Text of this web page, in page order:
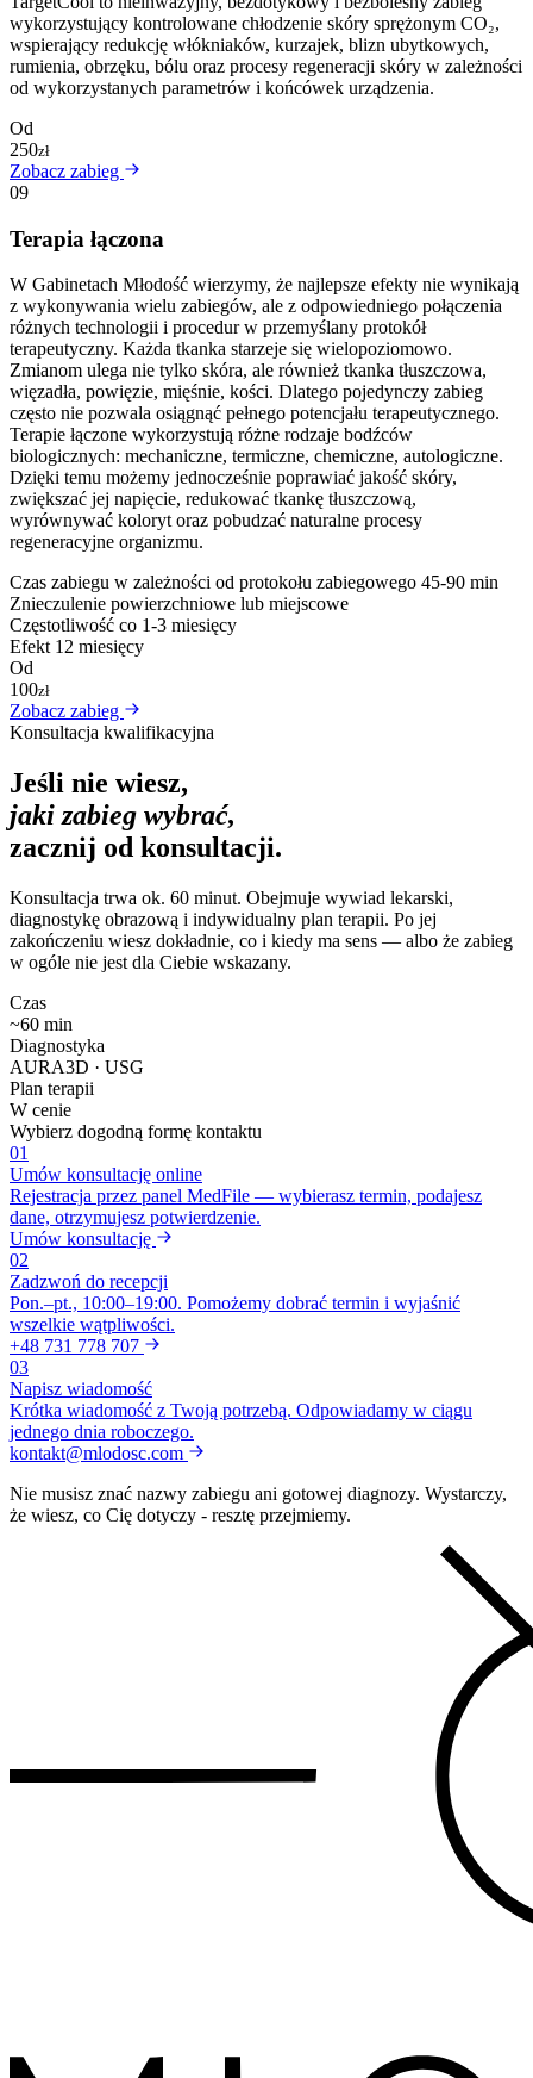
wykorzystujący kontrolowane chłodzenie skóry sprężonym CO₂,
wspierający redukcję włókniaków, kurzajek, blizn ubytkowych,
rumienia, obrzęku, bólu oraz procesy regeneracji skóry w zależności
od wykorzystanych parametrów i końcówek urządzenia.
Od
250zł
Zobacz zabieg
09
Terapia łączona
W Gabinetach Młodość wierzymy, że najlepsze efekty nie wynikają
z wykonywania wielu zabiegów, ale z odpowiedniego połączenia
różnych technologii i procedur w przemyślany protokół
terapeutyczny. Każda tkanka starzeje się wielopoziomowo.
Zmianom ulega nie tylko skóra, ale również tkanka tłuszczowa,
więzadła, powięzie, mięśnie, kości. Dlatego pojedynczy zabieg
często nie pozwala osiągnąć pełnego potencjału terapeutycznego.
Terapie łączone wykorzystują różne rodzaje bodźców
biologicznych: mechaniczne, termiczne, chemiczne, autologiczne.
Dzięki temu możemy jednocześnie poprawiać jakość skóry,
zwiększać jej napięcie, redukować tkankę tłuszczową,
wyrównywać koloryt oraz pobudzać naturalne procesy
regeneracyjne organizmu.
Czas zabiegu w zależności od protokołu zabiegowego 45-90 min
Znieczulenie powierzchniowe lub miejscowe
Częstotliwość co 1-3 miesięcy
Efekt 12 miesięcy
Od
100zł
Zobacz zabieg
Konsultacja kwalifikacyjna
Jeśli nie wiesz,
jaki zabieg wybrać,
zacznij od konsultacji.
Konsultacja trwa ok. 60 minut. Obejmuje wywiad lekarski,
diagnostykę obrazową i indywidualny plan terapii. Po jej
zakończeniu wiesz dokładnie, co i kiedy ma sens — albo że zabieg
w ogóle nie jest dla Ciebie wskazany.
Czas
~60 min
Diagnostyka
AURA3D · USG
Plan terapii
W cenie
Wybierz dogodną formę kontaktu
01
Umów konsultację online
Rejestracja przez panel MedFile — wybierasz termin, podajesz
dane, otrzymujesz potwierdzenie.
Umów konsultację
02
Zadzwoń do recepcji
Pon.–pt., 10:00–19:00. Pomożemy dobrać termin i wyjaśnić
wszelkie wątpliwości.
+48 731 778 707
03
Napisz wiadomość
Krótka wiadomość z Twoją potrzebą. Odpowiadamy w ciągu
jednego dnia roboczego.
kontakt@mlodosc.com
Nie musisz znać nazwy zabiegu ani gotowej diagnozy. Wystarczy,
że wiesz, co Cię dotyczy - resztę przejmiemy.